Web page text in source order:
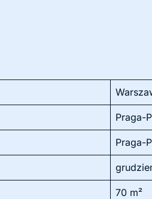
Praga-
Praga-
70 m²